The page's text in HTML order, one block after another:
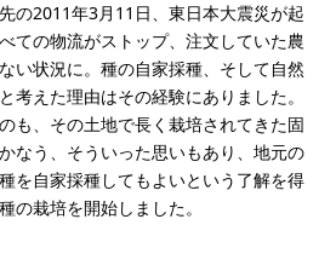
の2011年3月11日、東日本大震災が起
ての物流がストップ、注文していた農
い状況に。種の自家採種、そして自然
考えた理由はその経験にありました。
も、その土地で長く栽培されてきた固
なう、そういった思いもあり、地元の
を自家採種してもよいという了解を得
の栽培を開始しました。